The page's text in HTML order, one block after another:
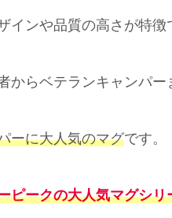
インや品質の高さが特徴
からベテランキャンパー
ーに大人気のマグです。
ピークの大人気マグシリ